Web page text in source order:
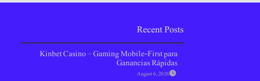
Recent Posts
Kinbet Casino – Gaming Mobile‑First para
Ganancias Rápidas
August 6, 2026